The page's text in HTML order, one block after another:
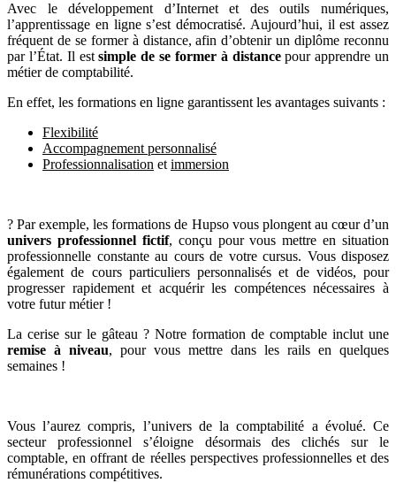
Avec le développement d’Internet et des outils numériques,
l’apprentissage en ligne s’est démocratisé. Aujourd’hui, il est assez
fréquent de se former à distance, afin d’obtenir un diplôme reconnu
par l’État. Il estsimple de se former à distancepour apprendre un
métier de comptabilité.
En effet, les formations en ligne garantissent les avantages suivants :
Flexibilité
Accompagnement personnalisé
Professionnalisation etimmersion
? Par exemple, les formations de Hupso vous plongent au cœur d’un
univers professionnel fictif, conçu pour vous mettre en situation
professionnelle constante au cours de votre cursus. Vous disposez
également de cours particuliers personnalisés et de vidéos, pour
progresser rapidement et acquérir les compétences nécessaires à
votre futur métier !
La cerise sur le gâteau ? Notre formation de comptable inclut une
remise à niveau, pour vous mettre dans les rails en quelques
semaines !
Vous l’aurez compris, l’univers de la comptabilité a évolué. Ce
secteur professionnel s’éloigne désormais des clichés sur le
comptable, en offrant de réelles perspectives professionnelles et des
rémunérations compétitives.